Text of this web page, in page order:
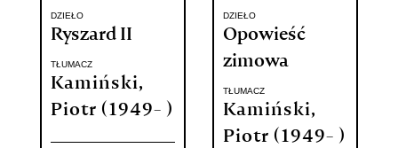
DZIEŁO
Ryszard II
TŁUMACZ
Kamiński,
Piotr (1949- )
DZIEŁO
Opowieść
zimowa
TŁUMACZ
Kamiński,
Piotr (1949- )